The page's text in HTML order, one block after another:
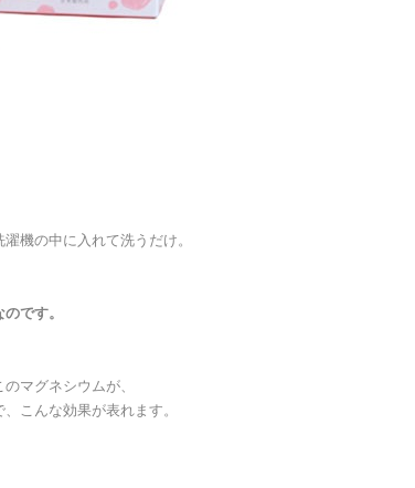
機の中に入れて洗うだけ。
です。
マグネシウムが、
こんな効果が表れます。